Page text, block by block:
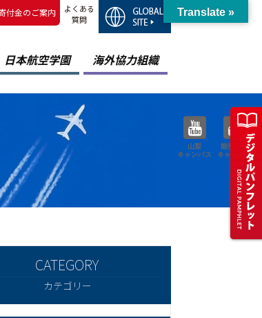
付金のご案内
よくある
質問
日本航空学園 海外協力組織
山梨
キャンパス
能登空港
キャンパス
カテゴリー
Translate »